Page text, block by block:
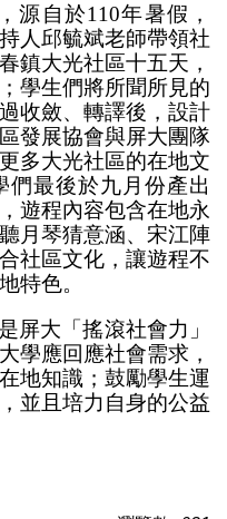
自於110年暑假，
人邱毓斌老師帶領社
鎮大光社區十五天，
學生們將所聞所見的
收斂、轉譯後，設計
發展協會與屏大團隊
多大光社區的在地文
們最後於九月份產出
遊程內容包含在地永
月琴猜意涵、宋江陣
社區文化，讓遊程不
特色。
大「搖滾社會力」
學應回應社會需求，
地知識；鼓勵學生運
並且培力自身的公益